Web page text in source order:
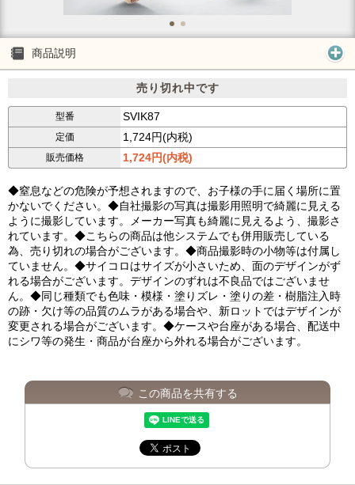
商品説明
売り切れ中です
型番 SVIK87
定価 1,724円(内税)
販売価格 1,724円(内税)
◆窒息などの危険が予想されますので、お子様の手に届く場所に置
かないでください。◆自社撮影の写真は撮影用照明で綺麗に見える
ように撮影しています。メーカー写真も綺麗に見えるよう、撮影さ
れています。◆こちらの商品は他システムでも併用販売している
為、売り切れの場合がございます。◆商品撮影時の小物等は付属し
ていません。◆サイコロはサイズが小さいため、面のデザインがず
れる場合がございます。デザインのずれは不良品ではございませ
ん。◆同じ種類でも色味・模様・塗りズレ・塗りの差・樹脂注入時
の跡・欠け等の品質のムラがある場合や、新ロットではデザインが
変更される場合がございます。◆ケースや台座がある場合、配送中
にシワ等の発生・商品が台座から外れる場合がございます。
この商品を共有する